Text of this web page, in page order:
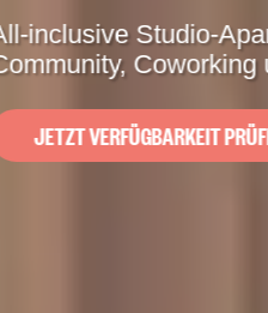
Flexibel wohnen auf
vernetzen, Zuhause
JETZT VERFÜGBARKEIT